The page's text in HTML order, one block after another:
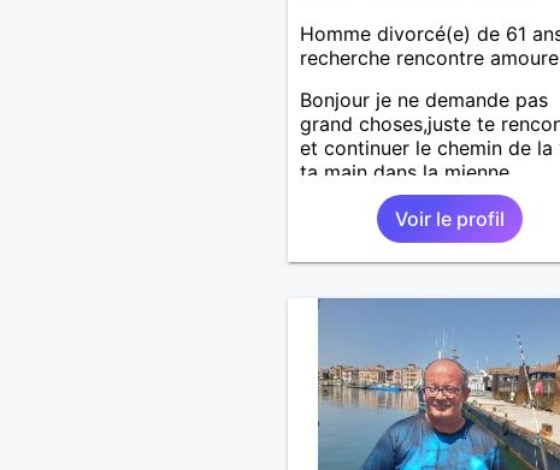
Homme divorcé(e) de 61
recherche rencontre
Bonjour je ne demande pas
grand choses,juste te
et continuer le chemin de la
ta main dans la mienne
Voir le profil